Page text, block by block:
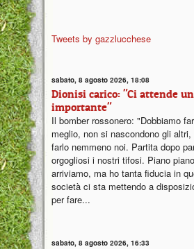
Tweets by gazzlucchese
sabato, 8 agosto 2026, 18:08
Dionisi carico: "Ci attende
importante"
Il bomber rossonero: "Dobbiamo
meglio, non si nascondono gli
farlo nemmeno noi. Partita dopo
orgogliosi i nostri tifosi. Piano
arriviamo, ma ho tanta fiducia in
società ci sta mettendo a
per fare...
sabato, 8 agosto 2026, 16:33